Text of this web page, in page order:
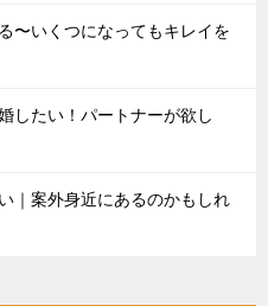
〜いくつになってもキレイを
したい！パートナーが欲し
｜案外身近にあるのかもしれ